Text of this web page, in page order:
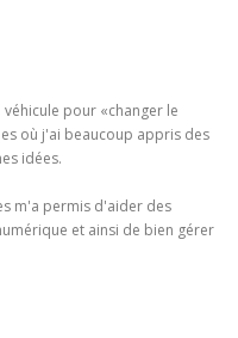
pour «changer le
où j'ai beaucoup appris des
idées.
m'a permis d'aider des
et ainsi de bien gérer